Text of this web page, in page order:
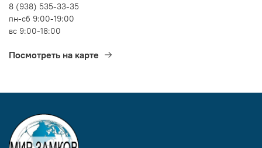
8 (938) 535-33-35
пн-сб 9:00-19:00
вс 9:00-18:00
Посмотреть на карте